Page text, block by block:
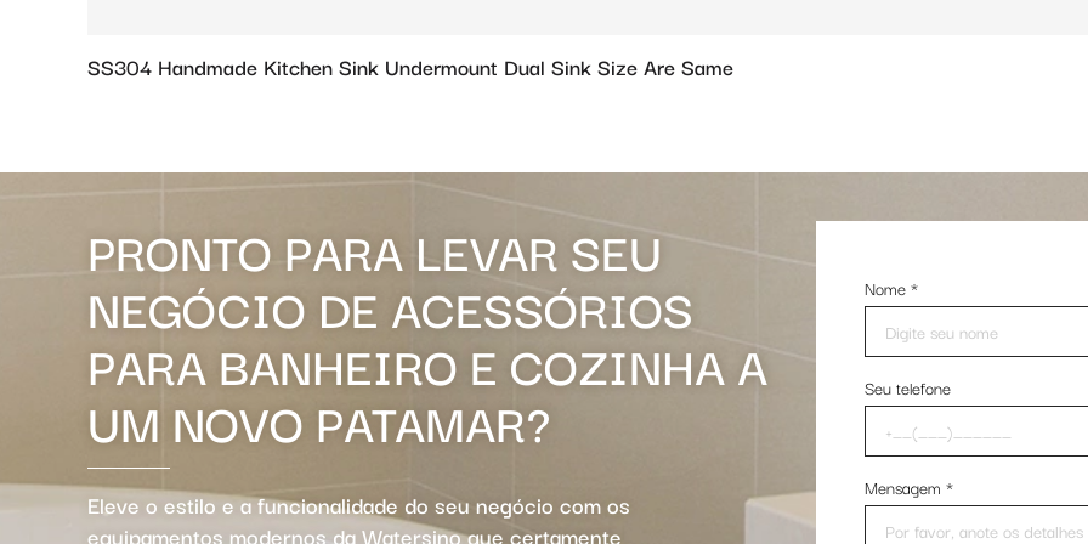
SS304 Handmade Kitchen Sink Undermount Dual Sink Size Are Same
PRONTO PARA LEVAR SEU
NEGÓCIO DE ACESSÓRIOS
PARA BANHEIRO E COZINHA A
UM NOVO PATAMAR?
Eleve o estilo e a funcionalidade do seu negócio com os
equipamentos modernos da Watersino que certamente
Nome*
Seu telefone
Mensagem *